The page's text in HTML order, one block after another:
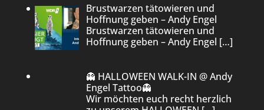
Brustwarzen tätowieren und
Hoffnung geben – Andy Engel
Brustwarzen tätowieren und
Hoffnung geben – Andy Engel […]
👻 HALLOWEEN WALK-IN @ Andy
Engel Tattoo👻
Wir möchten euch recht herzlich